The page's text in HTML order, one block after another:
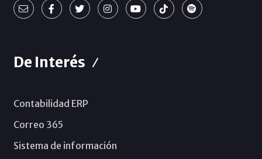
De Interés
Contabilidad ERP
Correo 365
Sistema de información